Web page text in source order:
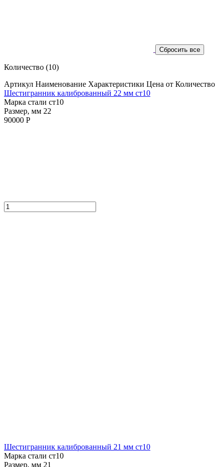
Количество (10)
Артикул Наименование Характеристики Цена от Количество
Шестигранник калиброванный 22 мм ст10
Марка стали ст10
Размер, мм 22
90000 Р
Шестигранник калиброванный 21 мм ст10
Марка стали ст10
Размер, мм 21